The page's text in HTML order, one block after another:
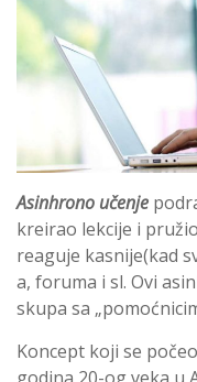
Asinhrono učenje
kreirao lekcije i
reaguje kasnije(kad
a, foruma i sl. Ovi
skupa sa
Koncept koji se